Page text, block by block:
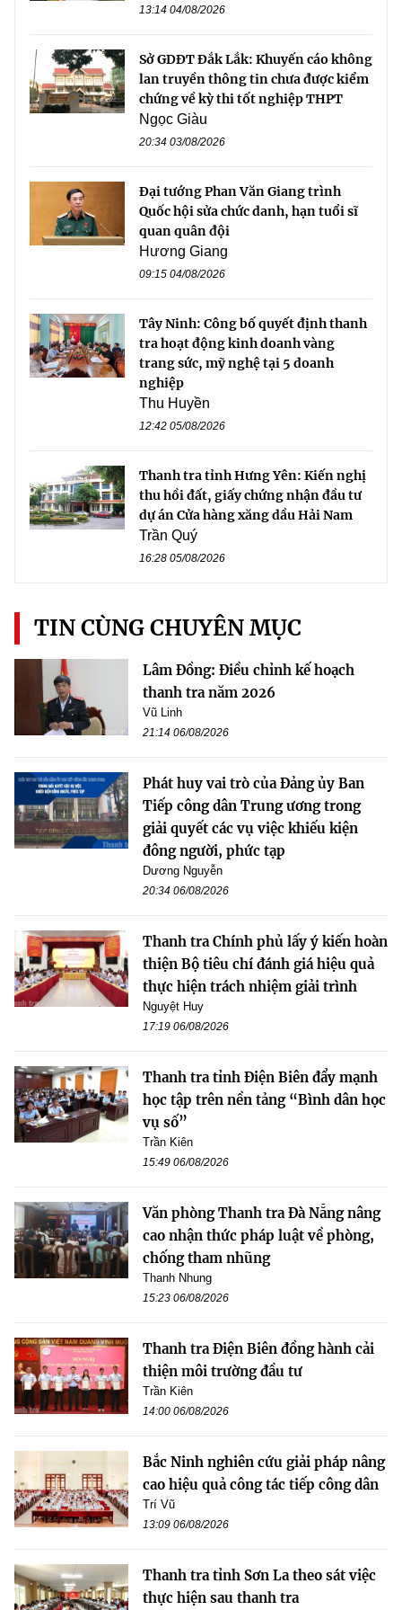
13:14 04/08/2026
Sở GDĐT Đắk Lắk: Khuyến cáo không
lan truyền thông tin chưa được kiểm
chứng về kỳ thi tốt nghiệp THPT
Ngọc Giàu
20:34 03/08/2026
Đại tướng Phan Văn Giang trình
Quốc hội sửa chức danh, hạn tuổi sĩ
quan quân đội
Hương Giang
09:15 04/08/2026
Tây Ninh: Công bố quyết định thanh
tra hoạt động kinh doanh vàng
trang sức, mỹ nghệ tại 5 doanh
nghiệp
Thu Huyền
12:42 05/08/2026
Thanh tra tỉnh Hưng Yên: Kiến nghị
thu hồi đất, giấy chứng nhận đầu tư
dự án Cửa hàng xăng dầu Hải Nam
Trần Quý
16:28 05/08/2026
TIN CÙNG CHUYÊN MỤC
Lâm Đồng: Điều chỉnh kế hoạch
thanh tra năm 2026
Vũ Linh
21:14 06/08/2026
Phát huy vai trò của Đảng ủy Ban
Tiếp công dân Trung ương trong
giải quyết các vụ việc khiếu kiện
đông người, phức tạp
Dương Nguyễn
20:34 06/08/2026
Thanh tra Chính phủ lấy ý kiến hoàn
thiện Bộ tiêu chí đánh giá hiệu quả
thực hiện trách nhiệm giải trình
Nguyệt Huy
17:19 06/08/2026
Thanh tra tỉnh Điện Biên đẩy mạnh
học tập trên nền tảng “Bình dân học
vụ số”
Trần Kiên
15:49 06/08/2026
Văn phòng Thanh tra Đà Nẵng nâng
cao nhận thức pháp luật về phòng,
chống tham nhũng
Thanh Nhung
15:23 06/08/2026
Thanh tra Điện Biên đồng hành cải
thiện môi trường đầu tư
Trần Kiên
14:00 06/08/2026
Bắc Ninh nghiên cứu giải pháp nâng
cao hiệu quả công tác tiếp công dân
Trí Vũ
13:09 06/08/2026
Thanh tra tỉnh Sơn La theo sát việc
thực hiện sau thanh tra